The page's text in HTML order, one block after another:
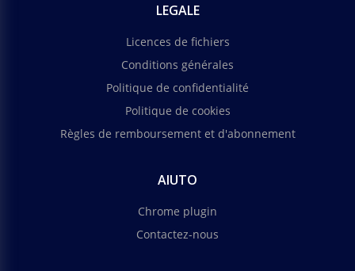
LEGALE
Licences de fichiers
Conditions générales
Politique de confidentialité
Politique de cookies
Règles de remboursement et d'abonnement
AIUTO
Chrome plugin
Contactez-nous